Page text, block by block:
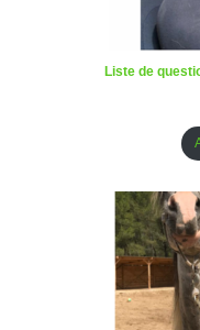
Liste de